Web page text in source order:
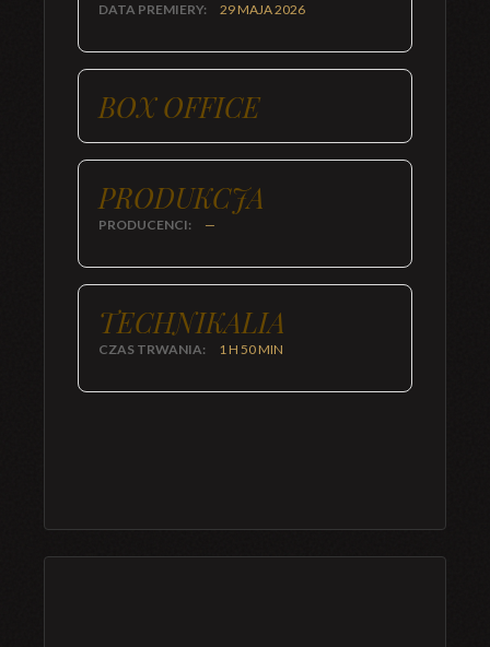
DATA PREMIERY: 29 MAJA 2026
BOX OFFICE
PRODUKCJA
PRODUCENCI: —
TECHNIKALIA
CZAS TRWANIA: 1 H 50 MIN